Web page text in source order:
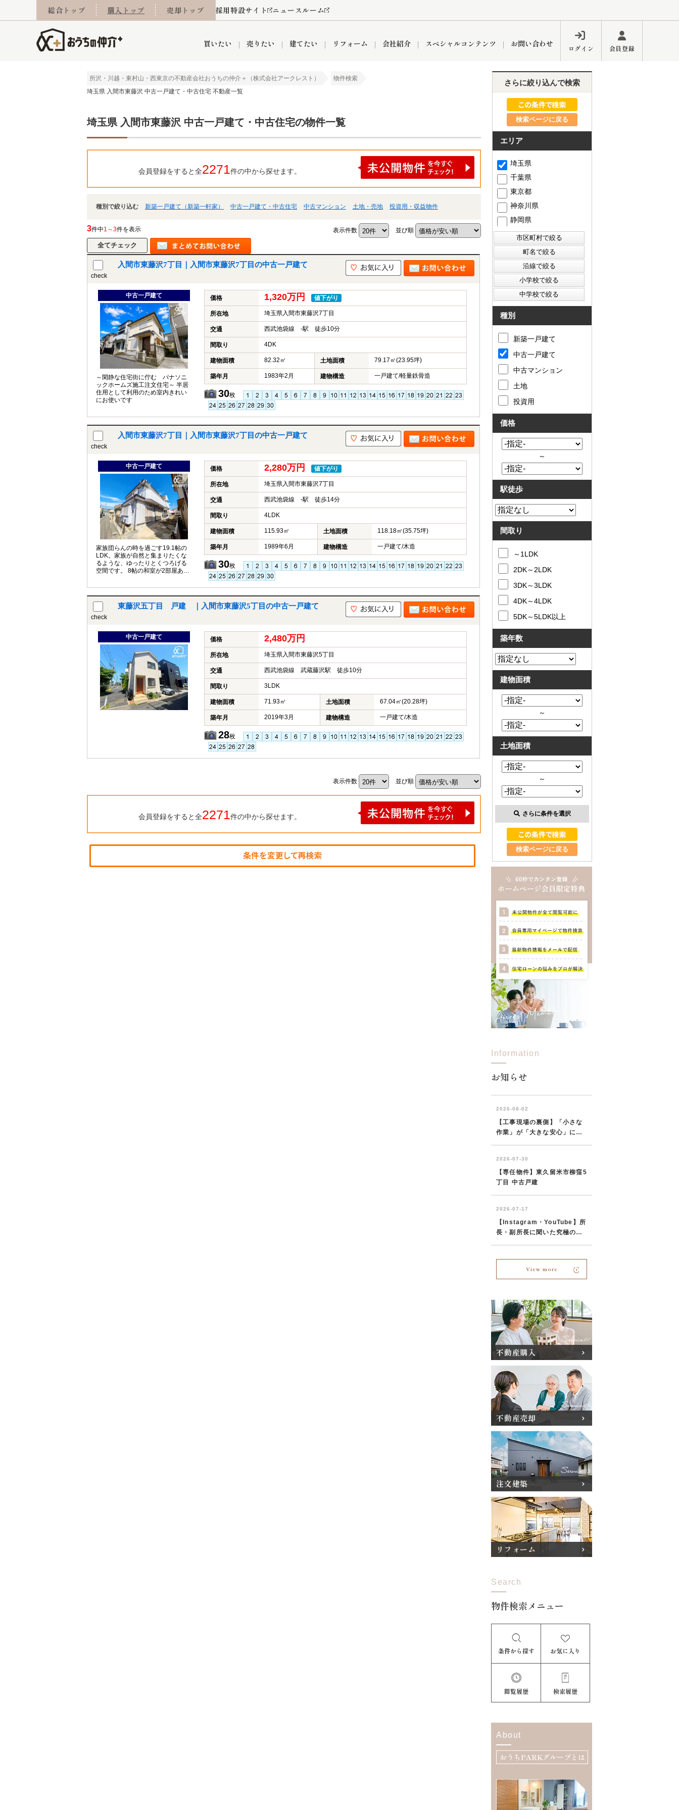
総合トップ 購入トップ 売却トップ 採用特設サイト ニュースルーム
買いたい
川越市 入間市 飯能市 狭山市 ふじみ野市 富士見市 志木市 新座市 朝霞市 西東京市 東村山市 東大和市
売りたい
練馬区
建てたい リフォーム 会社紹介
インフォメーション ブログ
秋津営業所 東久留米営業所
スペシャルコンテンツ お問い合わせ ログイン 会員登録
所沢・川越・東村山・西東京の不動産会社おうちの仲介＋（株式会社アークレスト）
物件検索
埼玉県 入間市東藤沢 中古一戸建て・中古住宅 不動産一覧
埼玉県 入間市東藤沢 中古一戸建て・中古住宅の物件一覧
会員登録をすると全2271件の中から探せます。
種別で絞り込む 新築一戸建て（新築一軒家） 中古一戸建て・中古住宅 中古マンション 土地・売地 投資用・収益物件
3件中1～3件を表示 表示件数 並び順
check
入間市東藤沢7丁目｜入間市東藤沢7丁目の中古一戸建て
中古一戸建て
～閑静な住宅街に佇む パナソニ
ックホームズ施工注文住宅～ 半居
住用として利用のため室内きれい
にお使いです
価格 1,320万円 値下がり
所在地 埼玉県入間市東藤沢7丁目
交通 西武池袋線 -駅 徒歩10分
間取り 4DK
建物面積 82.32㎡ 土地面積 79.17㎡(23.95坪)
築年月 1983年2月 建物構造 一戸建て/軽量鉄骨造
30枚
check
入間市東藤沢7丁目｜入間市東藤沢7丁目の中古一戸建て
中古一戸建て
家族団らんの時を過ごす19.1帖の
LDK。家族が自然と集まりたくな
るような、ゆったりとくつろげる
空間です。 8帖の和室が2部屋あ
価格 2,280万円 値下がり
所在地 埼玉県入間市東藤沢7丁目
交通 西武池袋線 -駅 徒歩14分
間取り 4LDK
建物面積 115.93㎡ 土地面積 118.18㎡(35.75坪)
築年月 1989年6月 建物構造 一戸建て/木造
30枚
check
東藤沢五丁目 戸建 ｜入間市東藤沢5丁目の中古一戸建て
中古一戸建て 価格 2,480万円
所在地 埼玉県入間市東藤沢5丁目
交通 西武池袋線 武蔵藤沢駅 徒歩10分
間取り 3LDK
建物面積 71.93㎡ 土地面積 67.04㎡(20.28坪)
築年月 2019年3月 建物構造 一戸建て/木造
28枚
表示件数 並び順
会員登録をすると全2271件の中から探せます。
さらに絞り込んで検索
検索ページに戻る
エリア
埼玉県
千葉県
東京都
神奈川県
静岡県
種別
新築一戸建て
中古一戸建て
中古マンション
土地
投資用
価格
～
駅徒歩
間取り
～1LDK
2DK～2LDK
3DK～3LDK
4DK～4LDK
5DK～5LDK以上
築年数
建物面積
～
土地面積
～
さらに条件を選択
検索ページに戻る
Information
お知らせ
View more
不動産購入
不動産売却
注文建築
リフォーム
Search
物件検索メニュー
条件から探す お気に入り
閲覧履歴 検索履歴
About
おうちPARKグループとは